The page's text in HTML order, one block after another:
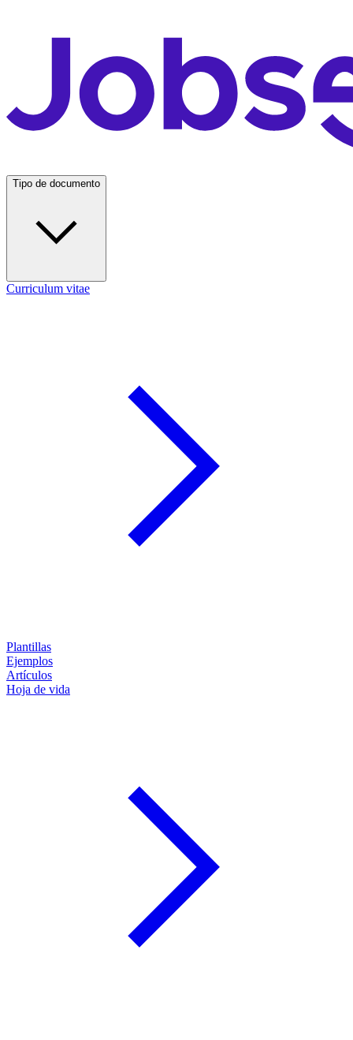
Tipo de documento
Curriculum vitae
Plantillas
Ejemplos
Artículos
Hoja de vida